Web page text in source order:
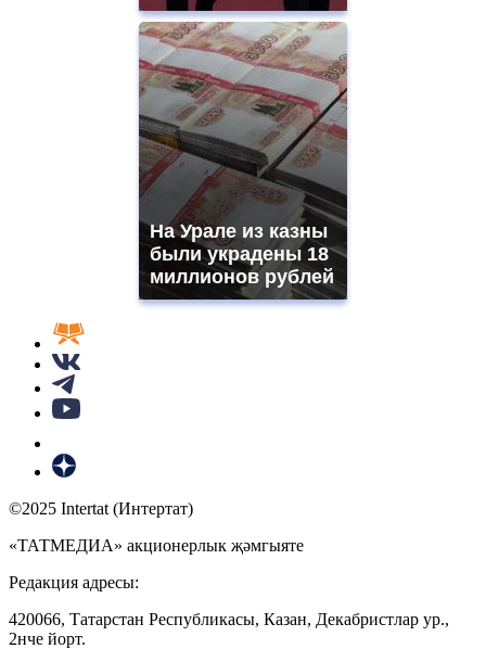
На Урале из казны
были украдены 18
миллионов рублей
©2025 Intertat (Интертат)
«ТАТМЕДИА» акционерлык җәмгыяте
Редакция адресы:
420066, Татарстан Республикасы, Казан, Декабристлар ур.,
2нче йорт.